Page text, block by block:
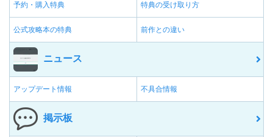
予約・購入特典 特典の受け取り方
公式攻略本の特典 前作との違い
ニュース
アップデート情報 不具合情報
掲示板